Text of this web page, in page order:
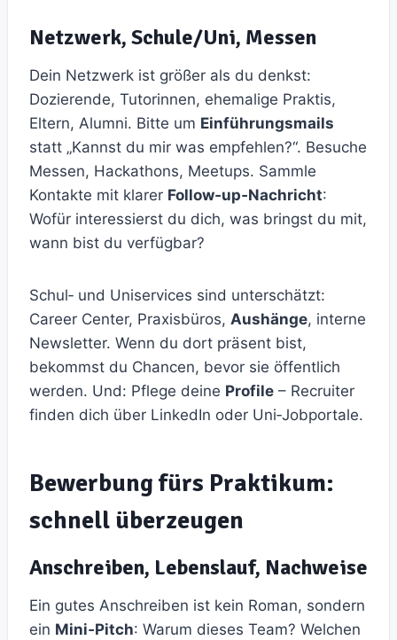
Netzwerk, Schule/Uni, Messen
Dein Netzwerk ist größer als du denkst:
Dozierende, Tutorinnen, ehemalige Praktis,
Eltern, Alumni. Bitte um Einführungsmails
statt „Kannst du mir was empfehlen?“. Besuche
Messen, Hackathons, Meetups. Sammle
Kontakte mit klarer Follow‑up‑Nachricht:
Wofür interessierst du dich, was bringst du mit,
wann bist du verfügbar?
Schul‑ und Uniser­vices sind unterschätzt:
Career Center, Praxisbüros, Aushänge, interne
Newsletter. Wenn du dort präsent bist,
bekommst du Chancen, bevor sie öffentlich
werden. Und: Pflege deine Profile – Recruiter
finden dich über LinkedIn oder Uni‑Jobportale.
Bewerbung fürs Praktikum:
schnell überzeugen
Anschreiben, Lebenslauf, Nachweise
Ein gutes Anschreiben ist kein Roman, sondern
ein Mini‑Pitch: Warum dieses Team? Welchen